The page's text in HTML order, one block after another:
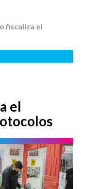
fiscaliza el
el